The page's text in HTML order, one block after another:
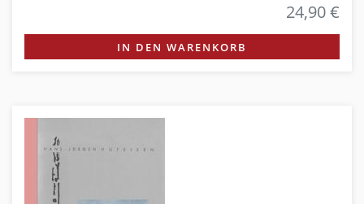
24,90 €
IN DEN WARENKORB